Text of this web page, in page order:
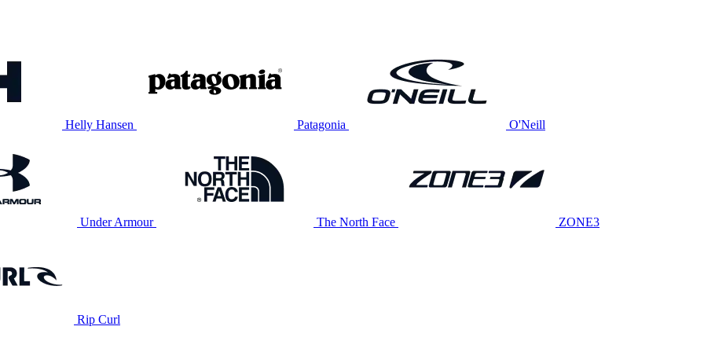
Helly Hansen Patagonia O'Neill
Under Armour The North Face ZONE3
Rip Curl